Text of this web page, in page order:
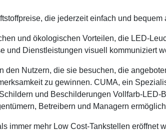
die jederzeit einfach und
und ökologischen Vorteilen, die LED-
und Dienstleistungen visuell kommuniziert
den Nutzern, die sie besuchen, die
zu gewinnen. CUMA, ein
und Beschilderungen Vollfarb-
Betreibern und Managern
immer mehr Low Cost-Tankstellen